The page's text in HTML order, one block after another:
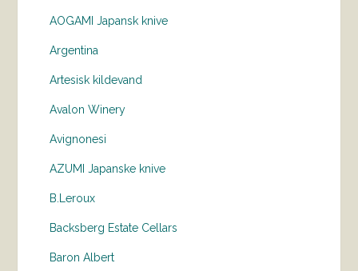
AOGAMI Japansk knive
Argentina
Artesisk kildevand
Avalon Winery
Avignonesi
AZUMI Japanske knive
B.Leroux
Backsberg Estate Cellars
Baron Albert